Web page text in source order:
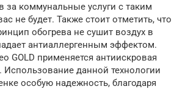
за коммунальные услуги с таким
не будет. Также стоит отметить, что
обогрева не сушит воздух в
антиаллергенным эффектом.
GOLD применяется антиискровая
Использование данной технологии
особую надежность, благодаря